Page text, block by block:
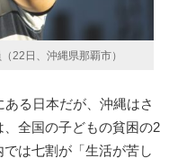
22日、沖縄県那覇市）
る日本だが、沖縄はさ
全国の子どもの貧困の2
は七割が「生活が苦し